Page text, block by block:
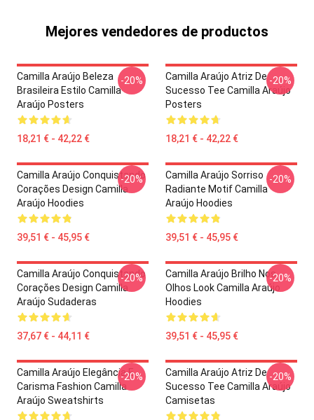
Mejores vendedores de productos
Camilla Araújo Beleza
Brasileira Estilo Camilla
Araújo Posters
18,21 € - 42,22 €
-20%
Camilla Araújo Atriz De
Sucesso Tee Camilla Araújo
Posters
18,21 € - 42,22 €
-20%
Camilla Araújo Conquistando
Corações Design Camilla
Araújo Hoodies
39,51 € - 45,95 €
-20%
Camilla Araújo Sorriso
Radiante Motif Camilla
Araújo Hoodies
39,51 € - 45,95 €
-20%
Camilla Araújo Conquistando
Corações Design Camilla
Araújo Sudaderas
37,67 € - 44,11 €
-20%
Camilla Araújo Brilho Nos
Olhos Look Camilla Araújo
Hoodies
39,51 € - 45,95 €
-20%
Camilla Araújo Elegância E
Carisma Fashion Camilla
Araújo Sweatshirts
-20%
Camilla Araújo Atriz De
Sucesso Tee Camilla Araújo
Camisetas
-20%